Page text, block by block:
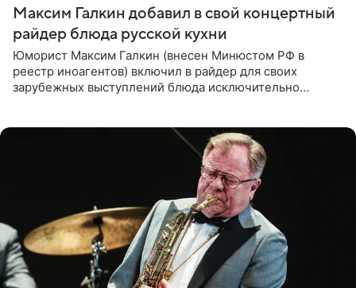
Максим Галкин добавил в свой концертный
райдер блюда русской кухни
Юморист Максим Галкин (внесен Минюстом РФ в
реестр иноагентов) включил в райдер для своих
зарубежных выступлений блюда исключительно